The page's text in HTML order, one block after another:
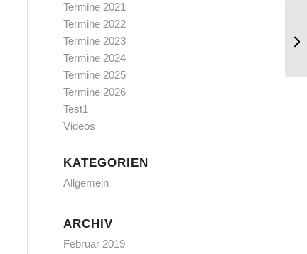
Termine 2021
Termine 2022
Termine 2023
Termine 2024
Termine 2025
Termine 2026
Test1
Videos
KATEGORIEN
Allgemein
ARCHIV
Februar 2019